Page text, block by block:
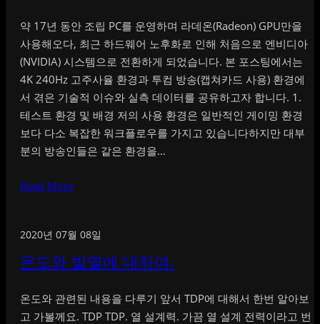
약 17년 동안 조립 PC를 운영하며 라데온(Radeon) GPU만을
사용해오다, 최근 하드웨어 노후화로 인해 처음으로 엔비디아
(NVIDIA) 시스템으로 전환하게 되었습니다. 본 포스팅에서는
4K 240Hz 고주사율 환경과 투컴 방송(캡쳐카드 사용) 환경에
서 겪은 기술적 이슈와 실측 데이터를 공유하고자 합니다. 1.
테스트 환경 및 배경 저의 사용 환경은 일반적인 게이밍 환경
보다 다소 복잡한 워크플로우를 가지고 있습니다하지만 대부
분의 방송인들은 같은 환경을…
Read More
2020년 07월 08일
온도와 발열에 대하여.
온도와 관련된 내용을 다루기 앞서 TDP에 대해서 한번 알아보
고 가볼께요. TDP TDP. 열 설계력. 가끔 열 설계 전력이라고 번